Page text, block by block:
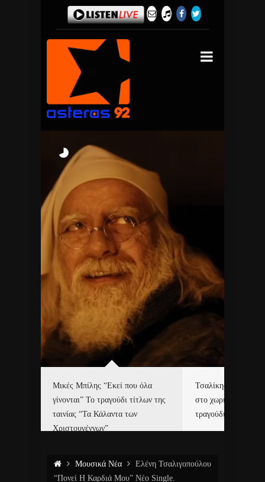
Μικές Μπίλης “Εκεί που όλα
γίνονται” Το τραγούδι τίτλων της
ταινίας “Τα Κάλαντα των
Χριστουγέννων”
Τσαλίκης,
στο χωριό του Άι
τραγούδι και video
Μουσικά Νέα
Ελένη Τσαλιγοπούλου
“Πονεί Η Καρδιά Μου” Νέο Single.